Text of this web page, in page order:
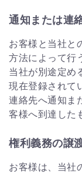
通知または連
お客様と当社と
方法によって行
当社が別途定め
現在登録されて
連絡先へ通知ま
客様へ到達した
権利義務の譲
お客様は、当社